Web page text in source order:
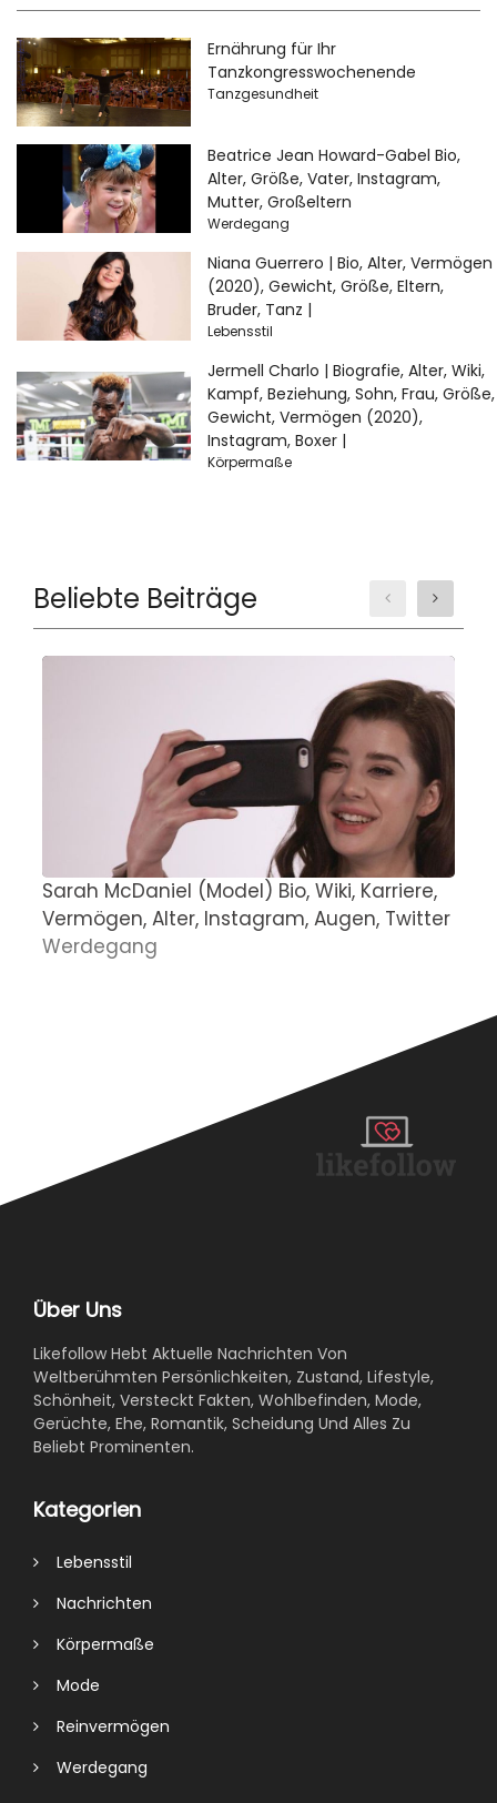
Ernährung für Ihr
Tanzkongresswochenende
Tanzgesundheit
Beatrice Jean Howard-Gabel Bio,
Alter, Größe, Vater, Instagram,
Mutter, Großeltern
Werdegang
Niana Guerrero | Bio, Alter, Vermögen
(2020), Gewicht, Größe, Eltern,
Bruder, Tanz |
Lebensstil
Jermell Charlo | Biografie, Alter, Wiki,
Kampf, Beziehung, Sohn, Frau, Größe,
Gewicht, Vermögen (2020),
Instagram, Boxer |
Körpermaße
Beliebte Beiträge
Sarah McDaniel (Model) Bio, Wiki, Karriere,
Vermögen, Alter, Instagram, Augen, Twitter
Werdegang
Über Uns
Likefollow Hebt Aktuelle Nachrichten Von
Weltberühmten Persönlichkeiten, Zustand, Lifestyle,
Schönheit, Versteckt Fakten, Wohlbefinden, Mode,
Gerüchte, Ehe, Romantik, Scheidung Und Alles Zu
Beliebt Prominenten.
Kategorien
Lebensstil
Nachrichten
Körpermaße
Mode
Reinvermögen
Werdegang